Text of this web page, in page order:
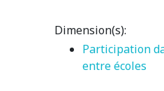
Dimension(s):
Participation
entre écoles